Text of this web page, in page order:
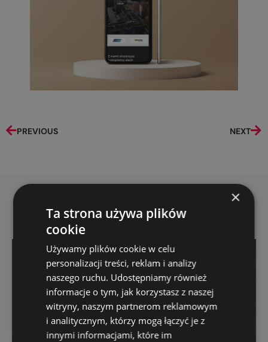
PREVIOUS NEXT
Explore more
×
Ta strona używa plików
cookie
Używamy plików cookie w celu
personalizacji treści, reklam i analizy
naszego ruchu. Udostępniamy również
informacje o tym, jak korzystasz z naszej
witryny, naszym partnerom reklamowym
i analitycznym, którzy mogą łączyć je z
innymi informacjami, które im